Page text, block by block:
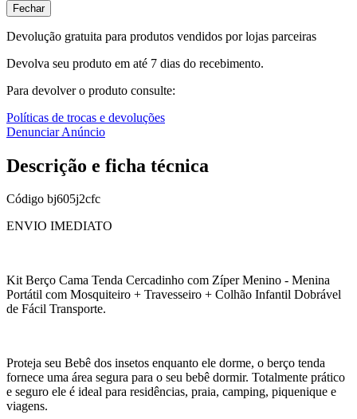
Fechar
Devolução gratuita para produtos vendidos por lojas parceiras
Devolva seu produto em até 7 dias do recebimento.
Para devolver o produto consulte:
Políticas de trocas e devoluções
Denunciar Anúncio
Descrição e ficha técnica
Código bj605j2cfc
ENVIO IMEDIATO
Kit Berço Cama Tenda Cercadinho com Zíper Menino - Menina
Portátil com Mosquiteiro + Travesseiro + Colhão Infantil Dobrável
de Fácil Transporte.
Proteja seu Bebê dos insetos enquanto ele dorme, o berço tenda
fornece uma área segura para o seu bebê dormir. Totalmente prático
e seguro ele é ideal para residências, praia, camping, piquenique e
viagens.